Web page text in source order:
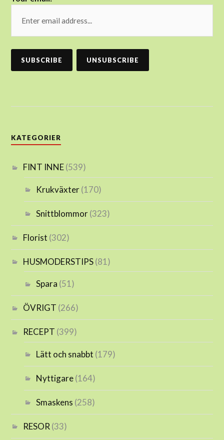
KATEGORIER
FINT INNE(539)
Krukväxter(170)
Snittblommor(323)
Florist (302)
HUSMODERSTIPS(81)
Spara (51)
ÖVRIGT (266)
RECEPT (399)
Lätt och snabbt (179)
Nyttigare(164)
Smaskens (258)
RESOR (33)